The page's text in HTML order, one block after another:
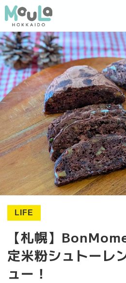
LIFE
【札幌】
定米粉シュトーレ
ュー！